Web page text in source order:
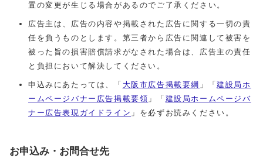
置の変更が生じる場合があるのでご了承ください。
広告主は、広告の内容や掲載された広告に関する一切の責
任を負うものとします。第三者から広告に関連して被害を
被った旨の損害賠償請求がなされた場合は、広告主の責任
と負担において解決してください。
申込みにあたっては、「 大阪市広告掲載要綱 」「建設局ホ
ームページバナー広告掲載要領 」「 建設局ホームページバ
ナー広告表現ガイドライン 」を必ずお読みください。
お申込み・お問合せ先